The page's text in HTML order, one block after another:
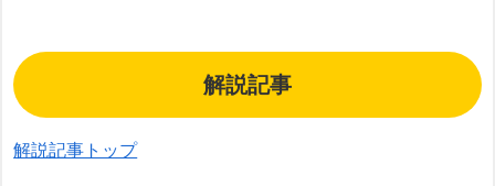
解説記事
解説記事トップ